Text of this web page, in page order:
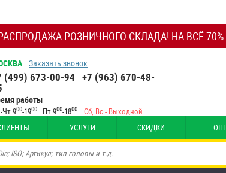
РОЗНИЧНОГО СКЛАДА! НА ВСЁ
Заказать звонок
(499) 673-00-94 +7 (963) 670-48-
работы
Чт 900-1900 Пт 900-1800 Сб, Вс - Выходной
УСЛУГИ СКИДКИ